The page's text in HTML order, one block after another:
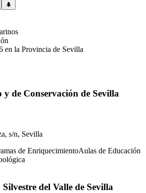
🌲
en la Provincia de Sevilla
de Conservación de Sevilla
s/n, Sevilla
de EnriquecimientoAulas de Educación
del Valle de Sevilla